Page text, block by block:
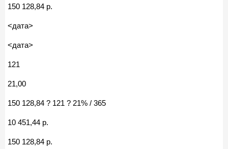
150 128,84 р.
<дата>
<дата>
121
21,00
150 128,84 ? 121 ? 21% / 365
10 451,44 р.
150 128,84 р.